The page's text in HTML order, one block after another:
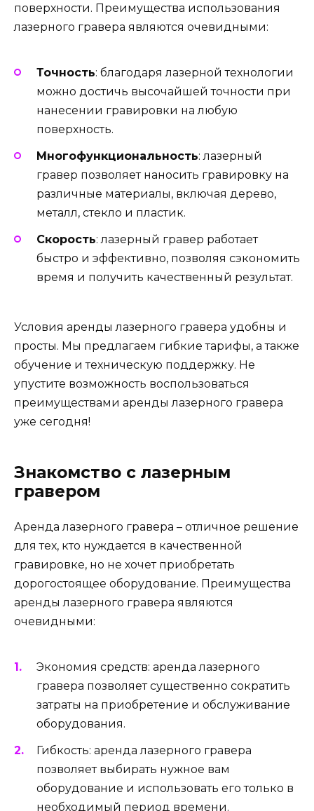
поверхности. Преимущества использования
лазерного гравера являются очевидными:
Точность: благодаря лазерной технологии
можно достичь высочайшей точности при
нанесении гравировки на любую
поверхность.
Многофункциональность: лазерный
гравер позволяет наносить гравировку на
различные материалы, включая дерево,
металл, стекло и пластик.
Скорость: лазерный гравер работает
быстро и эффективно, позволяя сэкономить
время и получить качественный результат.
Условия аренды лазерного гравера удобны и
просты. Мы предлагаем гибкие тарифы, а также
обучение и техническую поддержку. Не
упустите возможность воспользоваться
преимуществами аренды лазерного гравера
уже сегодня!
Знакомство с лазерным
гравером
Аренда лазерного гравера – отличное решение
для тех, кто нуждается в качественной
гравировке, но не хочет приобретать
дорогостоящее оборудование. Преимущества
аренды лазерного гравера являются
очевидными:
Экономия средств: аренда лазерного
гравера позволяет существенно сократить
затраты на приобретение и обслуживание
оборудования.
Гибкость: аренда лазерного гравера
позволяет выбирать нужное вам
оборудование и использовать его только в
необходимый период времени.